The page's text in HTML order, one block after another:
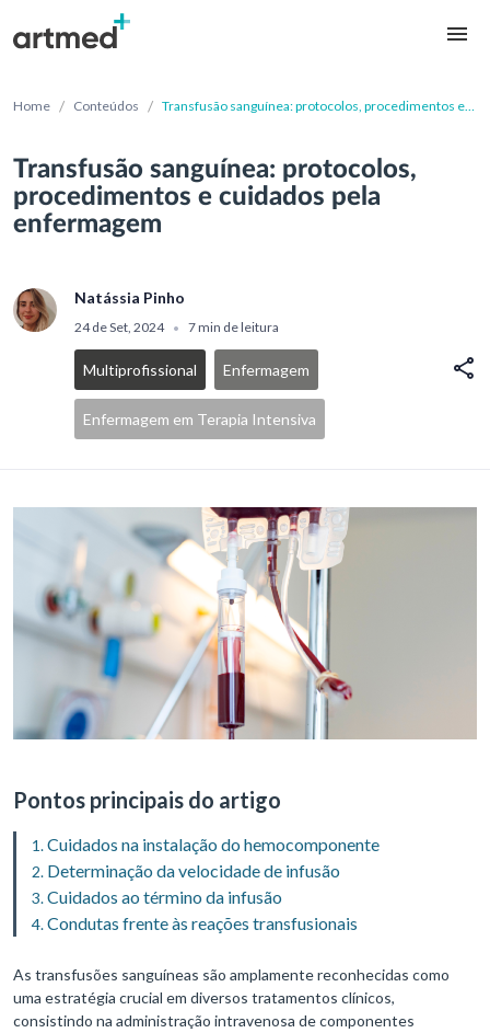
Home / Conteúdos / Transfusão sanguínea: protocolos, procedimentos e
Transfusão sanguínea: protocolos,
procedimentos e cuidados pela
enfermagem
Natássia Pinho
24 de Set, 2024 • 7 min de leitura
Multiprofissional Enfermagem
Enfermagem em Terapia Intensiva
Pontos principais do artigo
Cuidados na instalação do hemocomponente
Determinação da velocidade de infusão
Cuidados ao término da infusão
Condutas frente às reações transfusionais
As transfusões sanguíneas são amplamente reconhecidas como
uma estratégia crucial em diversos tratamentos clínicos,
consistindo na administração intravenosa de componentes